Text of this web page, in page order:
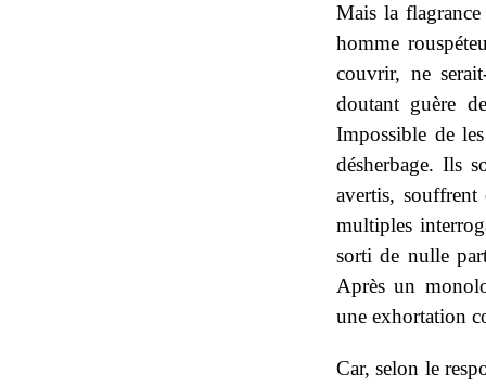
Mais la
homme
couvrir, ne
doutant guère
Impossible de
désherbage. Ils
avertis,
multiples
sorti de nulle
Après un
une exhortation
Car, selon le